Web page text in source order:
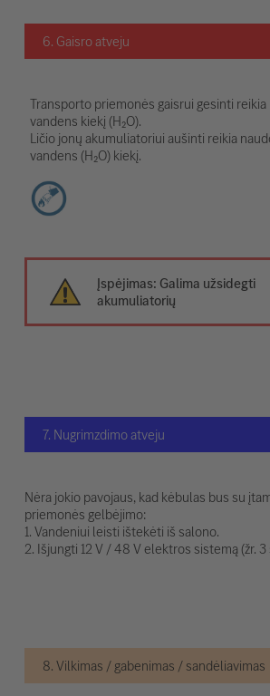
6. Gaisro atveju
Transporto priemonės gaisrui gesinti
vandens kiekį (H₂O).
Ličio jonų akumuliatoriui aušinti reikia
vandens (H₂O) kiekį.
Įspėjimas: Galima užsidegti
akumuliatorių
7. Nugrimzdimo atveju
Nėra jokio pavojaus, kad kėbulas bus su
priemonės gelbėjimo:
1. Vandeniui leisti ištekėti iš salono.
2. Išjungti 12 V / 48 V elektros sistemą (žr. 3
8. Vilkimas / gabenimas / sandėliavimas